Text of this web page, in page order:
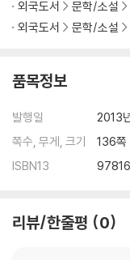
외국도서 문학/소설
외국도서
문학/소설
품목정보
발행일
2013
쪽수, 무게, 크기
136
ISBN13
리뷰/한줄평 0